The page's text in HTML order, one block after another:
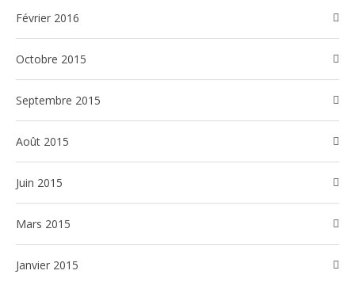
février 2016
octobre 2015
septembre 2015
août 2015
juin 2015
mars 2015
janvier 2015